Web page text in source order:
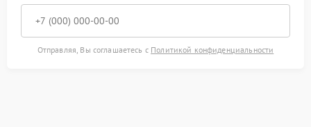
Отправляя, Вы соглашаетесь с Политикой конфиденциальности